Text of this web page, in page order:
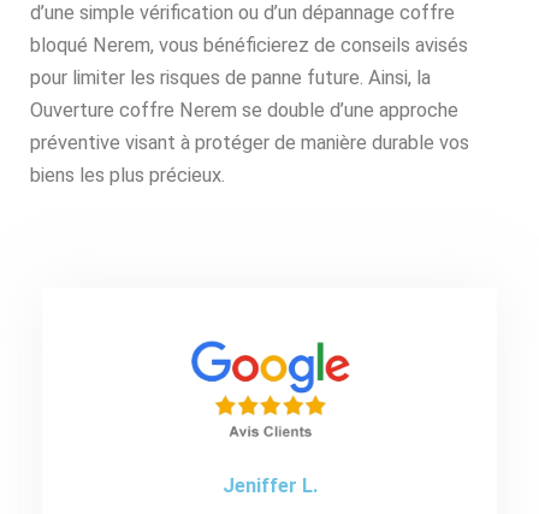
d’une simple vérification ou d’un dépannage coffre
bloqué Nerem, vous bénéficierez de conseils avisés
pour limiter les risques de panne future. Ainsi, la
Ouverture coffre Nerem se double d’une approche
préventive visant à protéger de manière durable vos
biens les plus précieux.
Jeniffer L.